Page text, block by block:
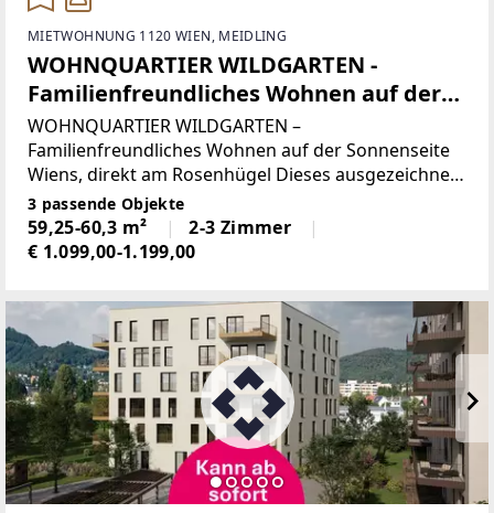
MIETWOHNUNG 1120 WIEN, MEIDLING
WOHNQUARTIER WILDGARTEN -
Familienfreundliches Wohnen auf der
Sonnenseite Wiens direkt am
Rosenhügel
WOHNQUARTIER WILDGARTEN –
Familienfreundliches Wohnen auf der Sonnenseite
Wiens, direkt am Rosenhügel Dieses ausgezeichnete
Wohnprojekt im 12. Wiener Gemeindebezirk am
Rosenhügel – einem Ausläufer des Wienerwaldes –
verbindet urbanes Leben
3 passende Objekte
59,25-60,3 m²
2-3 Zimmer
€ 1.099,00-1.199,00